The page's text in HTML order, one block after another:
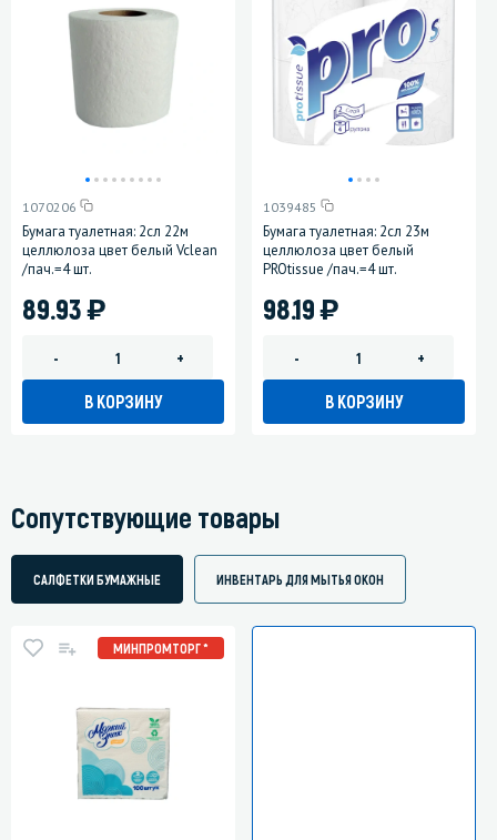
1070206
Бумага туалетная: 2сл 22м
целлюлоза цвет белый Vclean
/пач.=4 шт.
89.93)
- +
В КОРЗИНУ
1039485
Бумага туалетная: 2сл 23м
целлюлоза цвет белый
PROtissue /пач.=4 шт.
98.19)
- +
В КОРЗИНУ
Сопутствующие товары
САЛФЕТКИ БУМАЖНЫЕ ИНВЕНТАРЬ ДЛЯ МЫТЬЯ ОКОН
МИНПРОМТОРГ *